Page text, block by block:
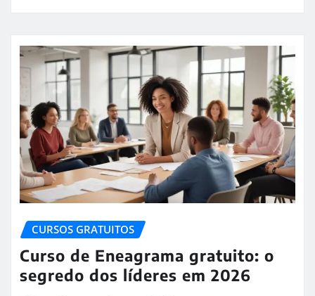
CURSOS GRATUITOS
Curso de Eneagrama gratuito: o
segredo dos líderes em 2026